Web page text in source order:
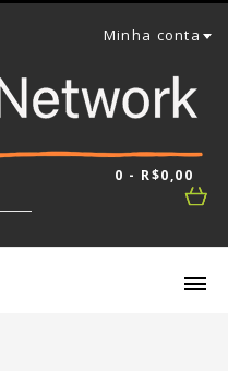
Minha conta
0 - R$0,00